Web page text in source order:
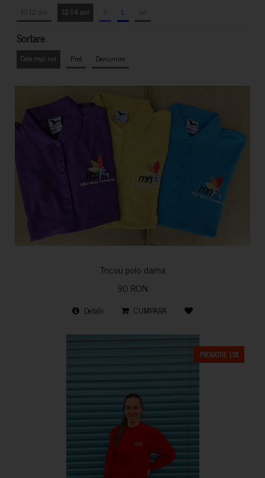
10-12 ani
12-14 ani S L xxl
Sortare
Cele mai noi Pret Denumire
Tricou polo dama
90 RON
Detalii CUMPARA
PROMOTIE 13%